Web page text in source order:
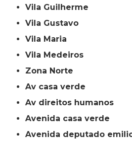
Vila Guilherme
Vila Gustavo
Vila Maria
Vila Medeiros
Zona Norte
av casa verde
av direitos humanos
avenida casa verde
avenida deputado